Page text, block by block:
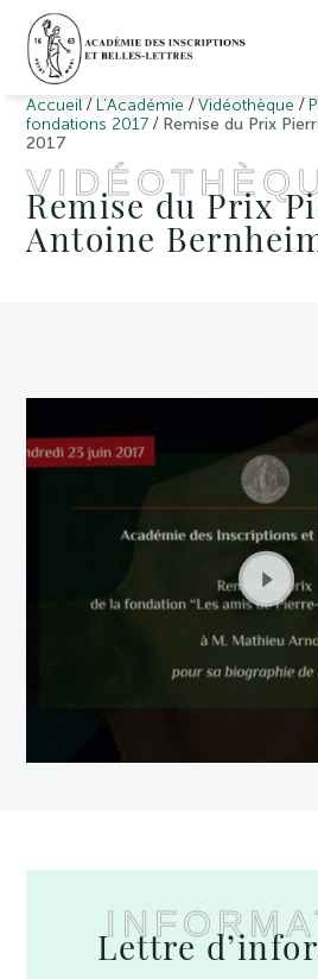
Accueil / L’Académie /Vidéothèque /
fondations 2017 / Remise du Prix
2017
Remise du Prix
Antoine
Lettre